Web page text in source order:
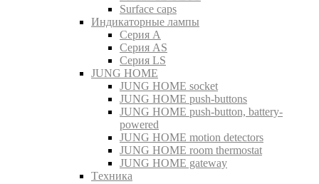
Surface caps
Индикаторные лампы
Серия A
Серия AS
Серия LS
JUNG HOME
JUNG HOME socket
JUNG HOME push-buttons
JUNG HOME push-button, battery-
powered
JUNG HOME motion detectors
JUNG HOME room thermostat
JUNG HOME gateway
Tехника